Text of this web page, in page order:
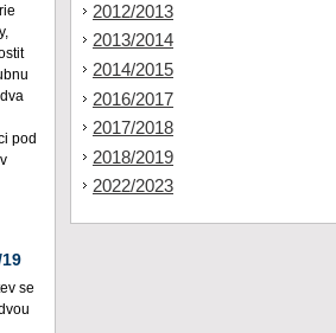
2012/2013
2013/2014
2014/2015
2016/2017
2017/2018
2018/2019
2022/2023
pod
se